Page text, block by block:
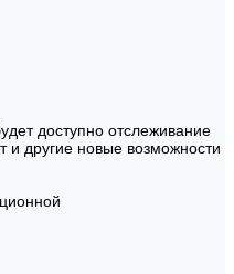
доступно отслеживание
и другие новые возможности